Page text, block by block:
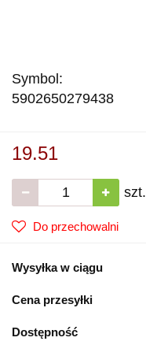
Symbol:
5902650279438
19.51
szt.
Do przechowalni
Wysyłka w ciągu
Cena przesyłki
Dostępność